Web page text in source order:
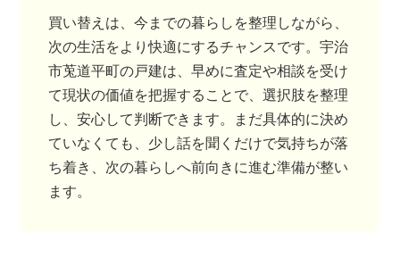
買い替えは、今までの暮らしを整理しながら、
次の生活をより快適にするチャンスです。宇治
市莵道平町の戸建は、早めに査定や相談を受け
て現状の価値を把握することで、選択肢を整理
し、安心して判断できます。まだ具体的に決め
ていなくても、少し話を聞くだけで気持ちが落
ち着き、次の暮らしへ前向きに進む準備が整い
ます。